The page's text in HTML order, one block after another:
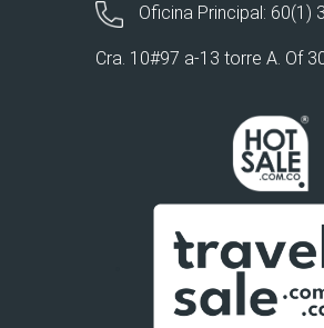
Oficina Principal: 60(1)
Cra. 10#97 a-13 torre A. Of